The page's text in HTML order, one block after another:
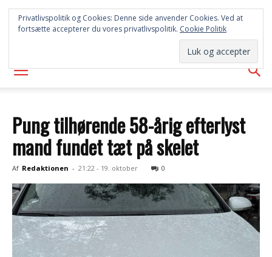
SYD
AVISEN
Pung tilhørende 58-årig efterlyst
mand fundet tæt på skelet
Af Redaktionen - 21:22 - 19. oktober 0
Privatlivspolitik og Cookies: Denne side anvender Cookies. Ved at
fortsætte accepterer du vores privatlivspolitik. Cookie Politik